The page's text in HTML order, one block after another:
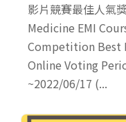
影片競賽最佳人氣
Medicine EMI
Competition Best
Online Voting
~2022/06/17 (...